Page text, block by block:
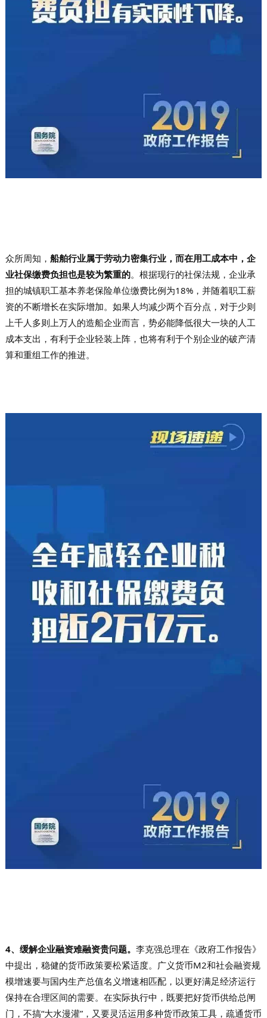
众所周知， 船舶行业属于劳动力密集行业，而在用工成本中，企
业社保缴费负担也是较为繁重的。根据现行的社保法规，企业承
担的城镇职工基本养老保险单位缴费比例为18%，并随着职工薪
资的不断增长在实际增加。如果人均减少两个百分点，对于少则
上千人多则上万人的造船企业而言，势必能降低很大一块的人工
成本支出，有利于企业轻装上阵，也将有利于个别企业的破产清
算和重组工作的推进。
4、缓解企业融资难融资贵问题。 李克强总理在《政府工作报告》
中提出，稳健的货币政策要松紧适度。广义货币M2和社会融资规
模增速要与国内生产总值名义增速相匹配，以更好满足经济运行
保持在合理区间的需要。在实际执行中，既要把好货币供给总闸
门，不搞“大水漫灌”，又要灵活运用多种货币政策工具，疏通货币